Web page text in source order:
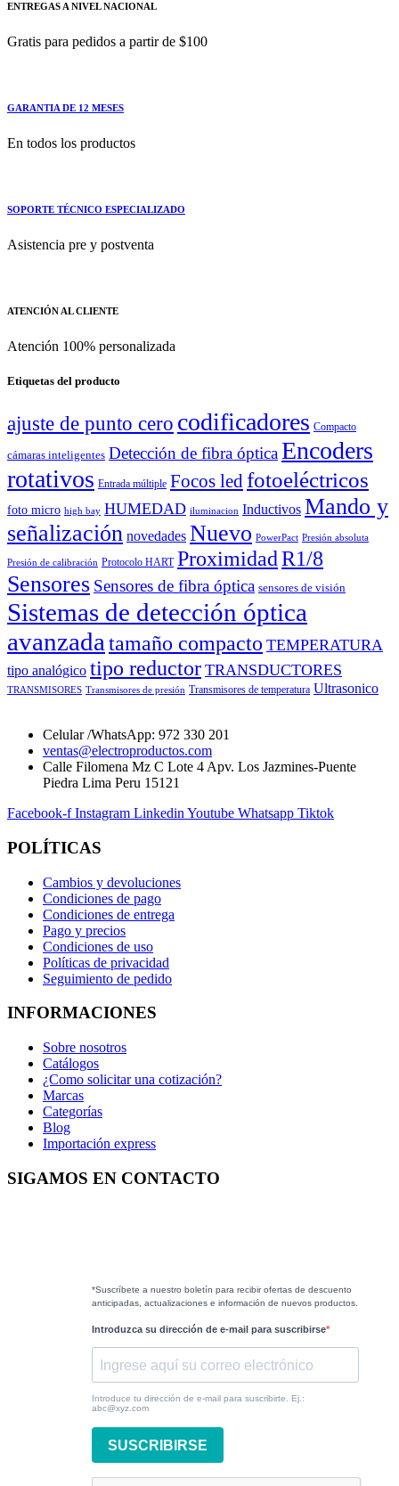
ENTREGAS A NIVEL NACIONAL
Gratis para pedidos a partir de $100
GARANTIA DE 12 MESES
En todos los productos
SOPORTE TÉCNICO ESPECIALIZADO
Asistencia pre y postventa
ATENCIÓN AL CLIENTE
Atención 100% personalizada
Etiquetas del producto
ajuste de punto cero codificadores Compacto
cámaras inteligentes Detección de fibra ópticaEncoders
rotativos Entrada múltiple Focos ledfotoeléctricos
foto micro high bay HUMEDAD iluminacion Inductivos Mando y
señalización novedades Nuevo PowerPact Presión absoluta
Presión de calibración Protocolo HART Proximidad R1/8
Sensores Sensores de fibra óptica sensores de visión
Sistemas de detección óptica
avanzada tamaño compacto TEMPERATURA
tipo analógico tipo reductor TRANSDUCTORES
TRANSMISORES Transmisores de presión Transmisores de temperatura Ultrasonico
Celular /WhatsApp: 972 330 201
ventas@electroproductos.com
Calle Filomena Mz C Lote 4 Apv. Los Jazmines-Puente
Piedra Lima Peru 15121
Facebook-f Instagram Linkedin Youtube Whatsapp Tiktok
POLÍTICAS
Cambios y devoluciones
Condiciones de pago
Condiciones de entrega
Pago y precios
Condiciones de uso
Políticas de privacidad
Seguimiento de pedido
INFORMACIONES
Sobre nosotros
Catálogos
¿Como solicitar una cotización?
Marcas
Categorías
Blog
Importación express
SIGAMOS EN CONTACTO
*Suscríbete a nuestro boletín para recibir ofertas de descuento
anticipadas, actualizaciones e información de nuevos productos.
Introduzca su dirección de e-mail para suscribirse
Introduce tu dirección de e-mail para suscribirte. Ej.:
abc@xyz.com
SUSCRIBIRSE